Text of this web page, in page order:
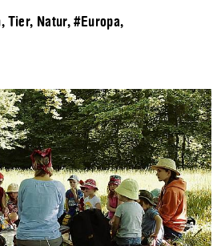
Tier, Natur,#Europa,